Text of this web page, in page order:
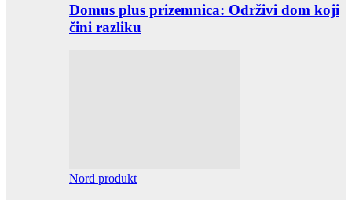
Domus plus prizemnica: Održivi dom koji
čini razliku
Nord produkt